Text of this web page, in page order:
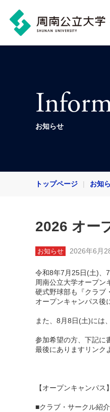
お知らせ
トップページ お知
2026 オー
お知らせ 2026年6月
令和8年7月25日(土)、7
周南公立大学オープン
硬式野球部も『クラブ
オープンキャンパス後
また、8月8日(土)には
参加希望の方、下記に
最後にありますリンク
【オープンキャンパス】
■クラブ・サークル紹